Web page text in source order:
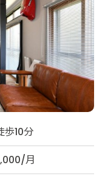
歩10分
月